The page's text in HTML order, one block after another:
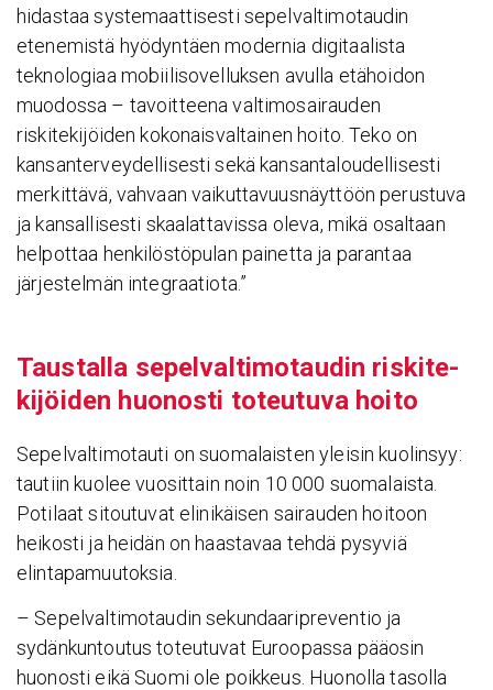
hidastaa systemaattisesti sepelvaltimotaudin
etenemistä hyödyntäen modernia digitaalista
teknologiaa mobiilisovelluksen avulla etähoidon
muodossa – tavoitteena valtimosairauden
riskitekijöiden kokonaisvaltainen hoito. Teko on
kansanterveydellisesti sekä kansantaloudellisesti
merkittävä, vahvaan vaikuttavuusnäyttöön perustuva
ja kansallisesti skaalattavissa oleva, mikä osaltaan
helpottaa henkilöstöpulan painetta ja parantaa
järjestelmän integraatiota.”
Taus­talla sepel­val­ti­mo­taudin riski­te­
ki­jöiden huonosti toteu­tuva hoito
Sepelvaltimotauti on suomalaisten yleisin kuolinsyy:
tautiin kuolee vuosittain noin 10 000 suomalaista.
Potilaat sitoutuvat elinikäisen sairauden hoitoon
heikosti ja heidän on haastavaa tehdä pysyviä
elintapamuutoksia.
– Sepelvaltimotaudin sekundaaripreventio ja
sydänkuntoutus toteutuvat Euroopassa pääosin
huonosti eikä Suomi ole poikkeus. Huonolla tasolla